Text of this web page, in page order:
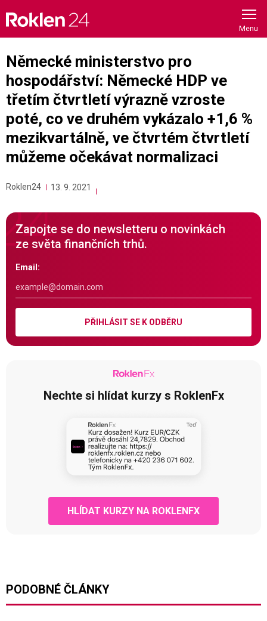
content
Německé ministerstvo pro
hospodářství: Německé HDP ve
třetím čtvrtletí výrazně vzroste
poté, co ve druhém vykázalo +1,6 %
mezikvartálně, ve čtvrtém čtvrtletí
můžeme očekávat normalizaci
Roklen24 13. 9. 2021
Zapojte se do newsletteru o novinkách
ze světa finančních trhů.
Email:
PŘIHLÁSIT SE K ODBĚRU
Nechte si hlídat kurzy s RoklenFx
HLÍDAT KURZY NA ROKLENFX
PODOBNÉ ČLÁNKY